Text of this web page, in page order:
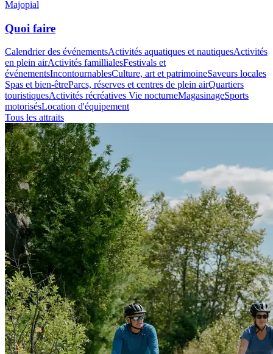
Majopial
Quoi faire
Calendrier des événementsActivités aquatiques et nautiquesActivités
en plein airActivités famillialesFestivals et
événementsIncontournablesCulture, art et patrimoineSaveurs locales
Spas et bien-êtreParcs, réserves et centres de plein airQuartiers
touristiquesActivités récréatives Vie nocturneMagasinageSports
motorisésLocation d'équipement
Tous les attraits